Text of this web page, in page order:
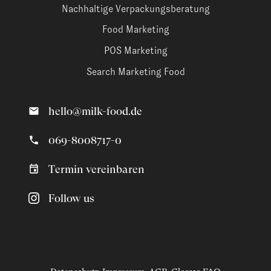
Nachhaltige Verpackungsberatung
Food Marketing
POS Marketing
Search Marketing Food
hello@milk-food.de
069-8008717-0
Termin vereinbaren
Follow us